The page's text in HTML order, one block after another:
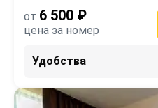
от 6 500 ₽
цена за номер
Удобства